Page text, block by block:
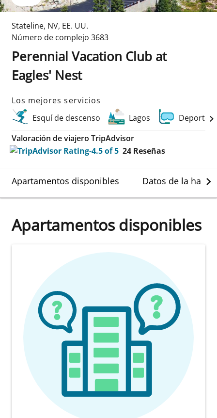
Stateline, NV, EE. UU.
Número de complejo 3683
Perennial Vacation Club at
Eagles' Nest
Los mejores servicios
Esquí de descenso
Lagos
Deportes
Valoración de viajero TripAdvisor
24 Reseñas
Apartamentos disponibles Datos de la
Apartamentos disponibles